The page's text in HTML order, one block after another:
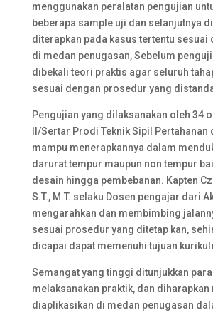
menggunakan peralatan pengujian
beberapa sample uji dan selanjutnya
diterapkan pada kasus tertentu sesuai
di medan penugasan, Sebelum
dibekali teori praktis agar seluruh
sesuai dengan prosedur yang
Pengujian yang dilaksanakan oleh 34
II/Sertar Prodi Teknik Sipil Pertahanan
mampu menerapkannya dalam
darurat tempur maupun non tempur
desain hingga pembebanan. Kapten
S.T., M.T. selaku Dosen pengajar dari
mengarahkan dan membimbing
sesuai prosedur yang ditetap kan,
dicapai dapat memenuhi tujuan
Semangat yang tinggi ditunjukkan
melaksanakan praktik, dan diharapkan
diaplikasikan di medan penugasan